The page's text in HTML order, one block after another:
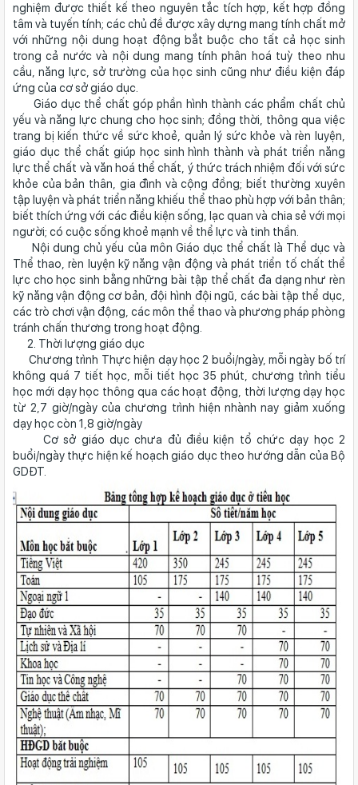
nghiệm được thiết kế theo nguyên tắc tích hợp, kết hợp đồng
tâm và tuyến tính; các chủ đề được xây dựng mang tính chất mở
với những nội dung hoạt động bắt buộc cho tất cả học sinh
trong cả nước và nội dung mang tính phân hoá tuỳ theo nhu
cầu, năng lực, sở trường của học sinh cũng như điều kiện đáp
ứng của cơ sở giáo dục.
Giáo dục thể chất góp phần hình thành các phẩm chất chủ
yếu và năng lực chung cho học sinh; đồng thời, thông qua việc
trang bị kiến thức về sức khoẻ, quản lý sức khỏe và rèn luyện,
giáo dục thể chất giúp học sinh hình thành và phát triển năng
lực thể chất và văn hoá thể chất, ý thức trách nhiệm đối với sức
khỏe của bản thân, gia đình và cộng đồng; biết thường xuyên
tập luyện và phát triển năng khiếu thể thao phù hợp với bản thân;
biết thích ứng với các điều kiện sống, lạc quan và chia sẻ với mọi
người; có cuộc sống khoẻ mạnh về thể lực và tinh thần.
Nội dung chủ yếu của môn Giáo dục thể chất là Thể dục và
Thể thao, rèn luyện kỹ năng vận động và phát triển tố chất thể
lực cho học sinh bằng những bài tập thể chất đa dạng như rèn
kỹ năng vận động cơ bản, đội hình đội ngũ, các bài tập thể dục,
các trò chơi vận động, các môn thể thao và phương pháp phòng
tránh chấn thương trong hoạt động.
2. Thời lượng giáo dục
Chương trình Thực hiện dạy học 2 buổi/ngày, mỗi ngày bố trí
không quá 7 tiết học, mỗi tiết học 35 phút, chương trình tiểu
học mới dạy học thông qua các hoạt động, thời lượng dạy học
từ 2,7 giờ/ngày của chương trình hiện nhành nay giảm xuống
dạy học còn 1,8 giờ/ngày
Cơ sở giáo dục chưa đủ điều kiện tổ chức dạy học 2
buổi/ngày thực hiện kế hoạch giáo dục theo hướng dẫn của Bộ
GDĐT.